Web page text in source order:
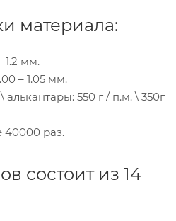
материала:
1.2 мм.
– 1.05 мм.
550 г / п.м. \ 350г
40000 раз.
состоит из 14